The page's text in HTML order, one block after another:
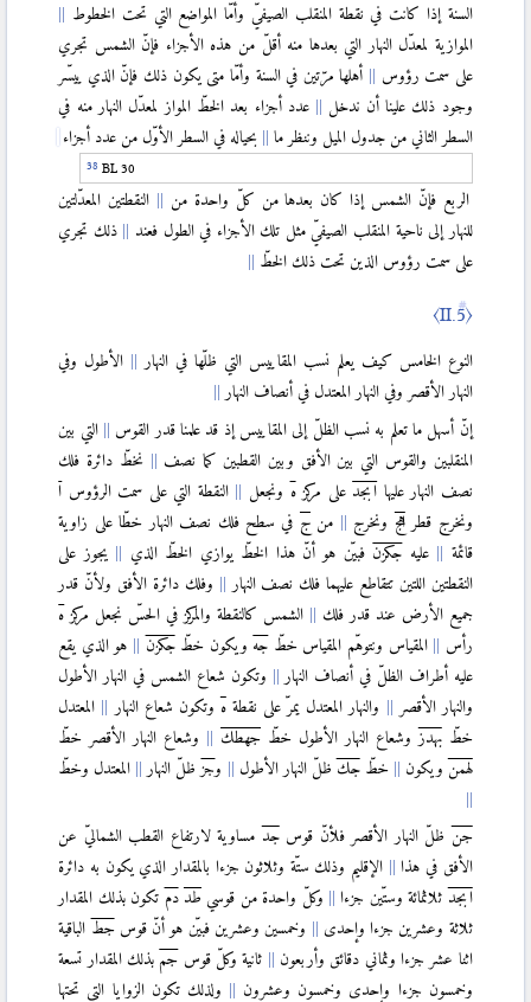
〈XIII〉
〈XIII.1〉
〈XIII.3〉
〈XIII.7〉
〈XIII.8〉
السنة إذا كانت في نقطة المنقلب الصيفيّ وأمّا المواضع التي تحت الخطوط
الموازية لمعدّل النهار التي بعدها منه أقلّ من هذه الأجزاء فإنّ الشمس تجري
على سمت رؤوس
أهلها مرّتين في السنة وأمّا متى يكون ذلك فإنّ الذي ييسّر
وجود ذلك علينا أن ندخل
عدد أجزاء بعد الخطّ المواز لمعدّل النهار منه في
السطر الثاني من جدول الميل وننظر ما
بحياله في السطر الأوّل من عدد أجزاء
BL 30
الربع فإنّ الشمس إذا كان بعدها من كلّ واحدة من
النقطتين المعدّلتين
للنهار إلى ناحية المنقلب الصيفيّ مثل تلك الأجزاء في الطول فعند
ذلك تجري
على سمت رؤوس الذين تحت ذلك الخطّ
〈II.5〉
النوع الخامس كيف يعلم نسب المقاييس التي ظلّها في النهار
الأطول وفي
النهار الأقصر وفي النهار المعتدل في أنصاف النهار
إنّ أسهل ما تعلم به نسب الظلّ إلى المقاييس إذ قد علمنا قدر القوس
التي بين
المنقلبين والقوس التي بين الأفق وبين القطبين كما نصف
نخطّ دائرة فلك
نصف النهار عليها ابجد على مركزه ونجعل النقطة التي على سمت الرؤوس ا
ونخرج قطراهج ونخرج منج في سطح فلك نصف النهار خطّا على زاوية
قائمة
عليه جكزن فبيّن هو أنّ هذا الخطّ يوازي الخطّ الذي
يجوز على
النقطتين اللتين تتقاطع عليهما فلك نصف النهار
وفلك دائرة الأفق ولأنّ قدر
جميع الأرض عند قدر فلك
الشمس كالنقطة والمركز في الحسّ نجعل مركز ه
رأس
المقياس ونتوهّم المقياس خطّ جه ويكون خطّجكزن
هو الذي يقع
عليه أطراف الظلّ في أنصاف النهار
وتكون شعاع الشمس في النهار الأطول
والنهار الأقصر
والنهار المعتدل يمرّ على نقطةه وتكون شعاع النهار
المعتدل
خطّبهدز وشعاع النهار الأطول خطّ جهطك
وشعاع النهار الأقصر خطّ
لهمن ويكون خطّجك ظلّ النهار الأطول وجز ظلّ النهار المعتدل وخطّ
جن ظلّ النهار الأقصر فلأنّ قوسجد مساوية لارتفاع القطب الشماليّ عن
الأفق في هذا
الإقليم وذلك ستّة وثلاثون جزءا بالمقدار الذي يكون به دائرة
ابجد ثلاثمائة وستّين جزءا وكلّ واحدة من قوسي طد دم تكون بذلك المقدار
ثلاثة وعشرين جزءا وإحدى
وخمسين وعشرين فبيّن هو أنّ قوسجط الباقية
اثنا عشر جزءا وثماني دقائق وأربعون
ثانية وكلّ قوس جم بذلك المقدار تسعة
وخمسون جزءا وإحدى وخمسون وعشرون
ولذلك تكون الزوايا التي تحتها